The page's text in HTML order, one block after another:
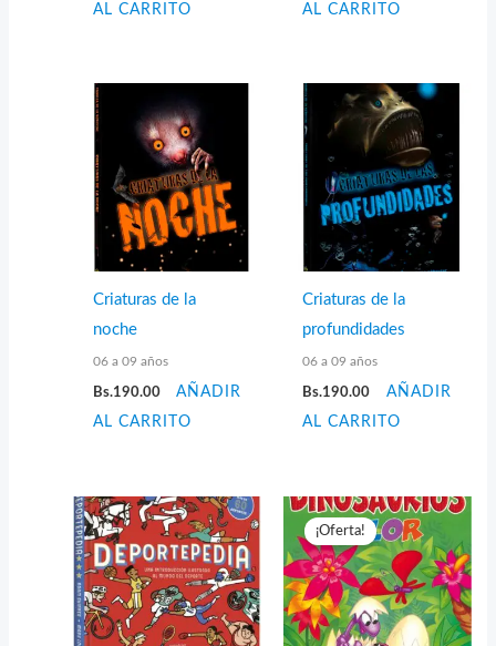
AL CARRITO
AL CARRITO
Criaturas de la
noche
06 a 09 años
Bs.190.00
AÑADIR
AL CARRITO
Criaturas de la
profundidades
06 a 09 años
Bs.190.00
AÑADIR
AL CARRITO
¡Oferta!